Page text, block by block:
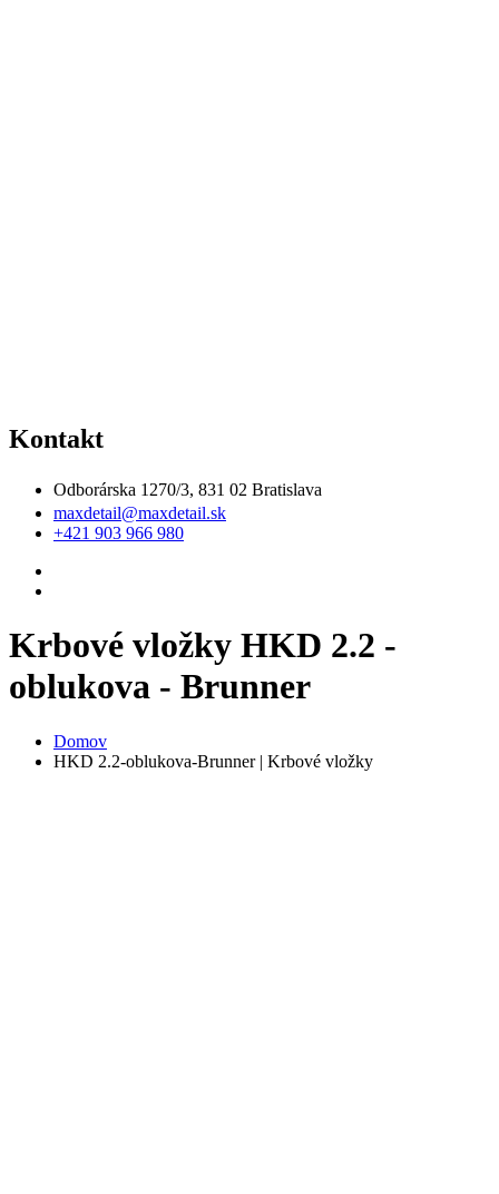
Kontakt
Odborárska 1270/3, 831 02 Bratislava
maxdetail@maxdetail.sk
+421 903 966 980
Krbové vložky HKD 2.2 -
oblukova - Brunner
Domov
HKD 2.2-oblukova-Brunner | Krbové vložky